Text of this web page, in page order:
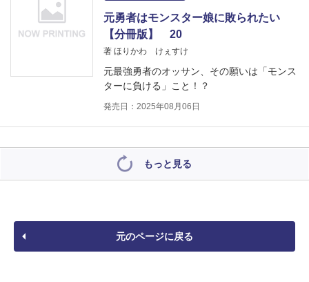
元勇者はモンスター娘に敗られたい
【分冊版】 20
著 ほりかわ けぇすけ
元最強勇者のオッサン、その願いは「モンス
ターに負ける」こと！？
発売日：2025年08月06日
もっと見る
元のページに戻る